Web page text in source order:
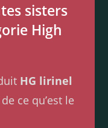
sisters
High
HG lirinel
ce qu’est le